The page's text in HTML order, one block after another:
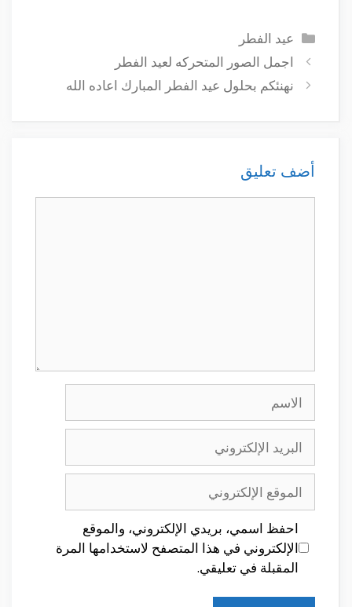
التصنيفات
عيد الفطر
اجمل الصور المتحركه لعيد الفطر
نهنئكم بحلول عيد الفطر المبارك اعاده الله
أضف تعليق
الإلكتروني
الإلكتروني
احفظ اسمي، بريدي الإلكتروني، والموقع
الإلكتروني في هذا المتصفح لاستخدامها المرة
المقبلة في تعليقي.